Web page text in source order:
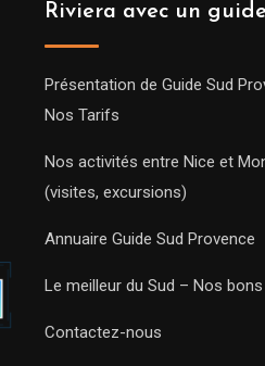
Riviera avec un guide
Présentation de Guide Sud
Nos Tarifs
Nos activités entre Nice et
(visites, excursions)
Annuaire Guide Sud Provence
Le meilleur du Sud – Nos
Contactez-nous